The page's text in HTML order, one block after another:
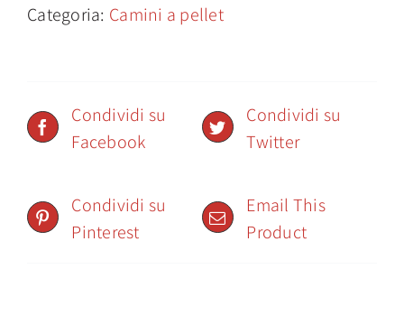
Categoria: Camini a pellet
Condividi su
Facebook
Condividi su
Twitter
Condividi su
Pinterest
Email This
Product